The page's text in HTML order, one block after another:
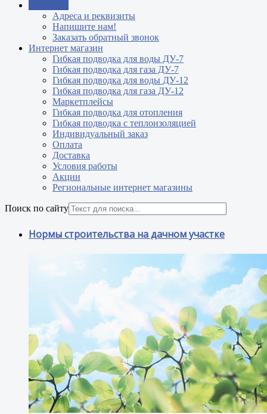
Адреса и реквизиты
Напишите нам!
Заказать обратный звонок
Интернет магазин
Гибкая подводка для воды ДУ-7
Гибкая подводка для газа ДУ-7
Гибкая подводка для воды ДУ-12
Гибкая подводка для газа ДУ-12
Маркетплейсы
Гибкая подводка для отопления
Гибкая подводка с теплоизоляцией
Индивидуальный заказ
Оплата
Доставка
Условия работы
Акции
Региональные интернет магазины
Поиск по сайту
Нормы строительства на дачном участке